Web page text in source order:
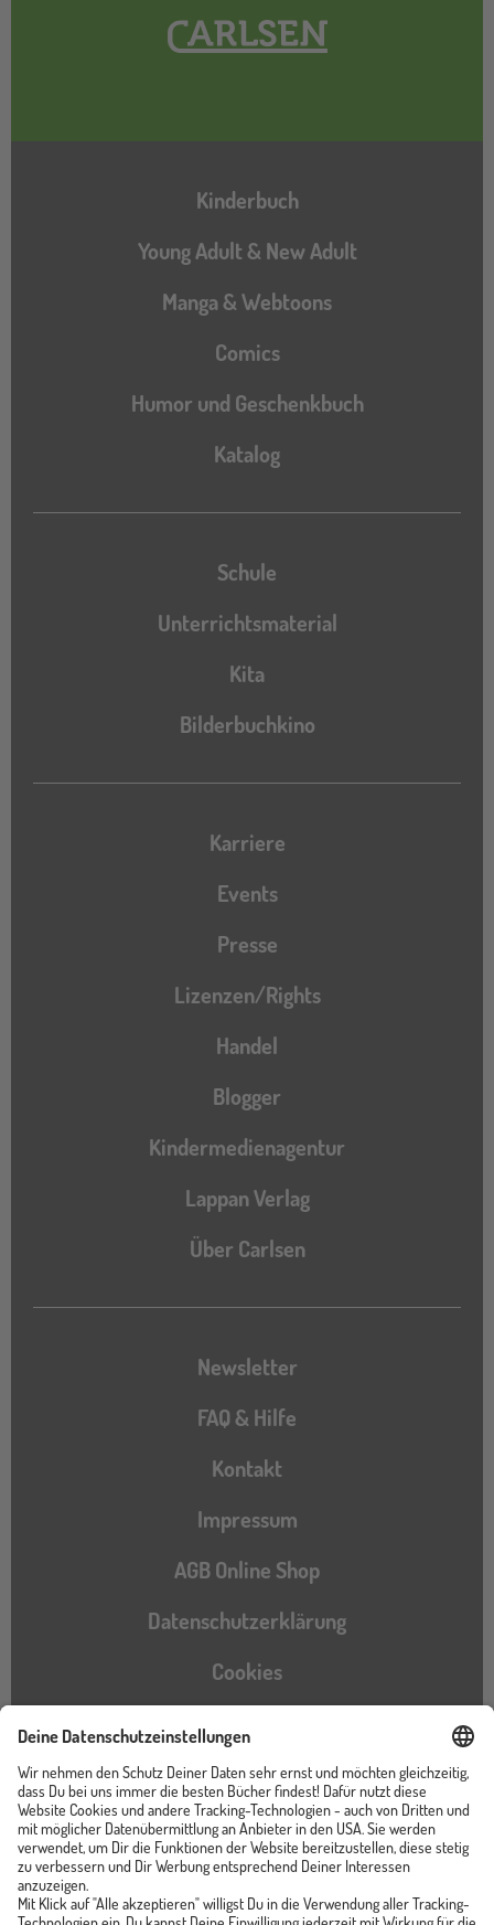
Hauptnavigation
Kinderbuch
Young Adult & New Adult
Manga & Webtoons
Comics
Humor und Geschenkbuch
Katalog
Katalog
Schule
Unterrichtsmaterial
Kita
Bilderbuchkino
Karriere
Events
Presse
Lizenzen/Rights
Handel
Blogger
Kindermedienagentur
Lappan Verlag
Über Carlsen
Newsletter
FAQ & Hilfe
Kontakt
Impressum
AGB Online Shop
Datenschutzerklärung
Cookies
Barrierefreiheitserklärung
Instagram
TikTokPinterestYouTubeFacebook